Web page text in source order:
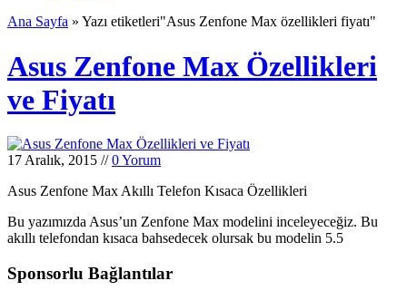
Ana Sayfa » Yazı etiketleri"Asus Zenfone Max özellikleri fiyatı"
Asus Zenfone Max Özellikleri
ve Fiyatı
17 Aralık, 2015 //0 Yorum
Asus Zenfone Max Akıllı Telefon Kısaca Özellikleri
Bu yazımızda Asus’un Zenfone Max modelini inceleyeceğiz. Bu
akıllı telefondan kısaca bahsedecek olursak bu modelin 5.5
Sponsorlu Bağlantılar